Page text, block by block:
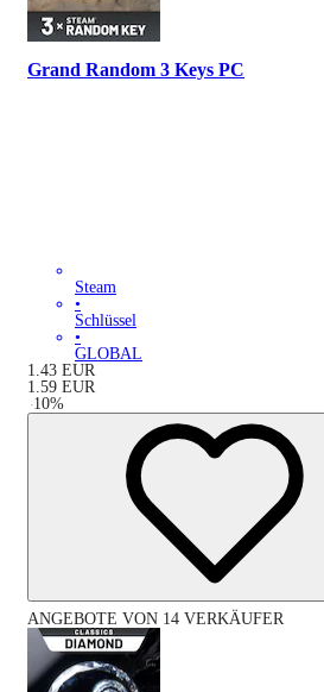
Grand Random 3 Keys PC
Steam
•
Schlüssel
•
GLOBAL
1.43 EUR
1.59 EUR
-10%
ANGEBOTE VON 14 VERKÄUFER